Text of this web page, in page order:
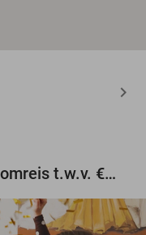
Maak gratis kans op een droomreis t.w.v. €3.000!